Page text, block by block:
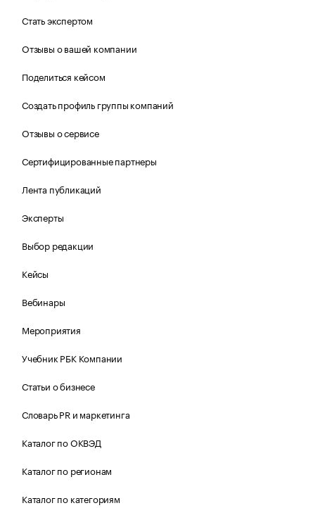
Стать экспертом
Отзывы о вашей компании
Поделиться кейсом
Создать профиль группы компаний
Отзывы о сервисе
Сертифицированные партнеры
Лента публикаций
Эксперты
Выбор редакции
Кейсы
Вебинары
Мероприятия
Учебник РБК Компании
Статьи о бизнесе
Словарь PR и маркетинга
Каталог по ОКВЭД
Каталог по регионам
Каталог по категориям